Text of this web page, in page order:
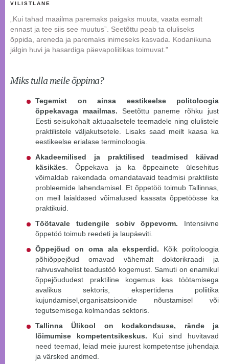
VILISTLANE
„Kui tahad maailma paremaks paigaks muuta, vaata esmalt
ennast ja tee siis see muutusˮ. Seetõttu peab ta oluliseks
õppida, areneda ja paremaks inimeseks kasvada. Kodanikuna
jälgin huvi ja hasardiga päevapoliitikas toimuvat."
Miks tulla meile õppima?
Tegemist on ainsa eestikeelse politoloogia
õppekavaga maailmas. Seetõttu
paneme rõhku just
Eesti seisukohalt aktuaalsetele teemadele ning olulistele
praktilistele väljakutsetele. Lisaks saad meilt kaasa ka
eestikeelse erialase terminoloogia.
Akadeemilised ja praktilised teadmised käivad
käsikäes. Õppekava ja ka õppeainete ülesehitus
võimaldab rakendada omandatavaid teadmisi praktiliste
probleemide lahendamisel. Et õppetöö toimub Tallinnas,
on meil laialdased võimalused kaasata õppetöösse ka
praktikuid.
Töötavale tudengile sobiv õppevorm. Intensiivne
õppetöö toimub reedeti ja laupäeviti.
Õppejõud on oma ala eksperdid. Kõik politoloogia
põhiõppejõud omavad vähemalt doktorikraadi ja
rahvusvahelist teadustöö kogemust. Samuti on enamikul
õppejõududest praktiline kogemus kas töötamisega
avalikus sektoris, ekspertidena poliitika
kujundamisel,organisatsioonide nõustamisel või
tegutsemisega kolmandas sektoris.
Tallinna Ülikool on kodakondsuse, rände ja
lõimumise kompetentsikeskus. Kui sind huvitavad
need teemad, leiad meie juurest kompetentse juhendaja
ja värsked andmed.